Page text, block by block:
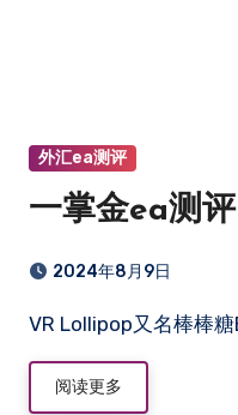
外汇ea测评
一掌金ea测
2024年8月9日
VR Lollipop又名棒棒
阅读更多